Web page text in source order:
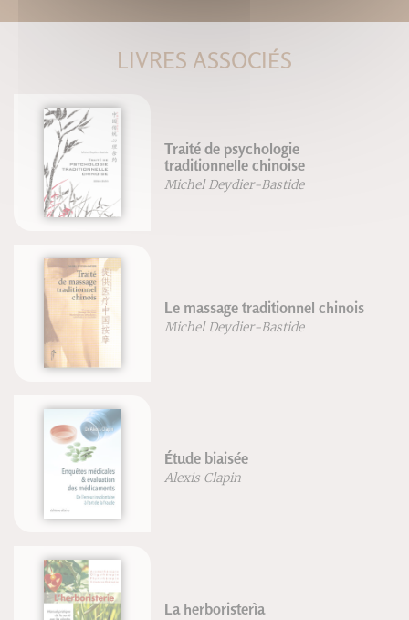
LIVRES ASSOCIÉS
Traité de psychologie
traditionnelle chinoise
Michel Deydier-Bastide
Le massage traditionnel chinois
Michel Deydier-Bastide
Étude biaisée
Alexis Clapin
La herboristerìa